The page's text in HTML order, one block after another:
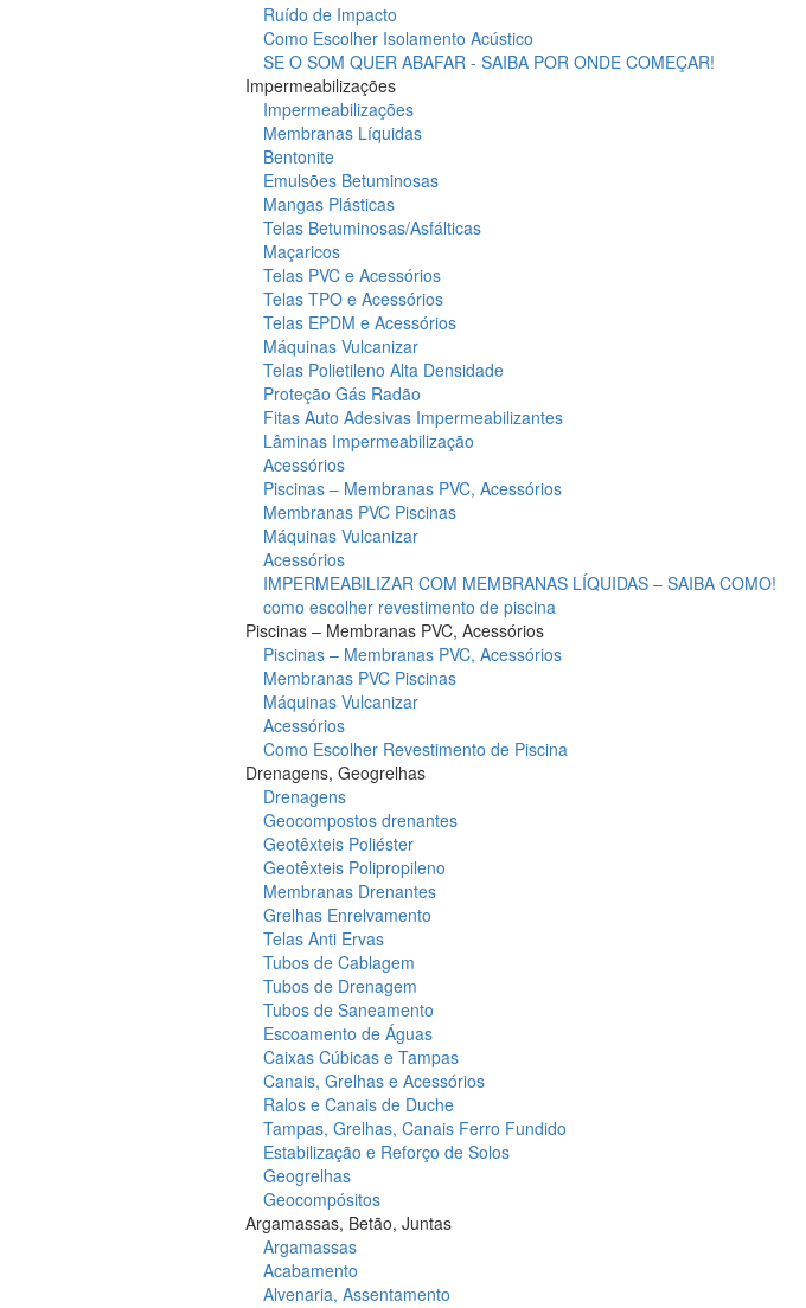
Ruído de Impacto
Como Escolher Isolamento Acústico
SE O SOM QUER ABAFAR - SAIBA POR ONDE COMEÇAR!
Impermeabilizações
Impermeabilizações
Membranas Líquidas
Bentonite
Emulsões Betuminosas
Mangas Plásticas
Telas Betuminosas/Asfálticas
Maçaricos
Telas PVC e Acessórios
Telas TPO e Acessórios
Telas EPDM e Acessórios
Máquinas Vulcanizar
Telas Polietileno Alta Densidade
Proteção Gás Radão
Fitas Auto Adesivas Impermeabilizantes
Lâminas Impermeabilização
Acessórios
Piscinas – Membranas PVC, Acessórios
Membranas PVC Piscinas
Máquinas Vulcanizar
Acessórios
IMPERMEABILIZAR COM MEMBRANAS LÍQUIDAS – SAIBA COMO!
como escolher revestimento de piscina
Piscinas – Membranas PVC, Acessórios
Piscinas – Membranas PVC, Acessórios
Membranas PVC Piscinas
Máquinas Vulcanizar
Acessórios
Como Escolher Revestimento de Piscina
Drenagens, Geogrelhas
Drenagens
Geocompostos drenantes
Geotêxteis Poliéster
Geotêxteis Polipropileno
Membranas Drenantes
Grelhas Enrelvamento
Telas Anti Ervas
Tubos de Cablagem
Tubos de Drenagem
Tubos de Saneamento
Escoamento de Águas
Caixas Cúbicas e Tampas
Canais, Grelhas e Acessórios
Ralos e Canais de Duche
Tampas, Grelhas, Canais Ferro Fundido
Estabilização e Reforço de Solos
Geogrelhas
Geocompósitos
Argamassas, Betão, Juntas
Argamassas
Acabamento
Alvenaria, Assentamento